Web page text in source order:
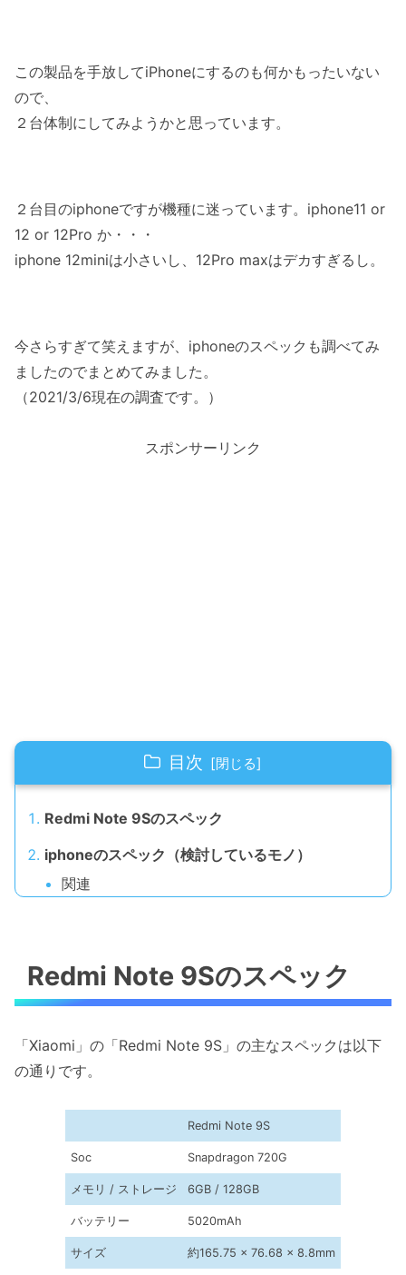
この製品を手放してiPhoneにするのも何かもったいない
ので、
２台体制にしてみようかと思っています。
２台目のiphoneですが機種に迷っています。iphone11 or
12 or 12Pro か・・・
iphone 12miniは小さいし、12Pro maxはデカすぎるし。
今さらすぎて笑えますが、iphoneのスペックも調べてみ
ましたのでまとめてみました。
（2021/3/6現在の調査です。）
スポンサーリンク
目次
Redmi Note 9Sのスペック
iphoneのスペック（検討しているモノ）
関連
Redmi Note 9Sのスペック
「Xiaomi」の「Redmi Note 9S」の主なスペックは以下
の通りです。
Redmi Note 9S
Soc Snapdragon 720G
メモリ / ストレージ 6GB / 128GB
バッテリー 5020mAh
サイズ 約165.75 × 76.68 × 8.8mm